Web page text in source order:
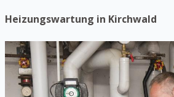
Heizungswartung in Kirchwald